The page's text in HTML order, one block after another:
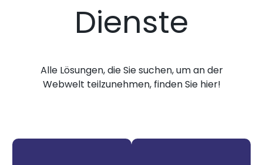
Dienste
Alle Lösungen, die Sie suchen, um an der
Webwelt teilzunehmen, finden Sie hier!